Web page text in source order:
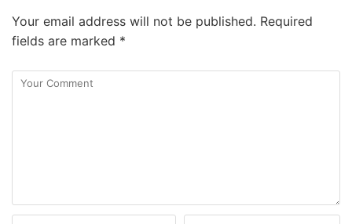
Your email address will not be published. Required
fields are marked *